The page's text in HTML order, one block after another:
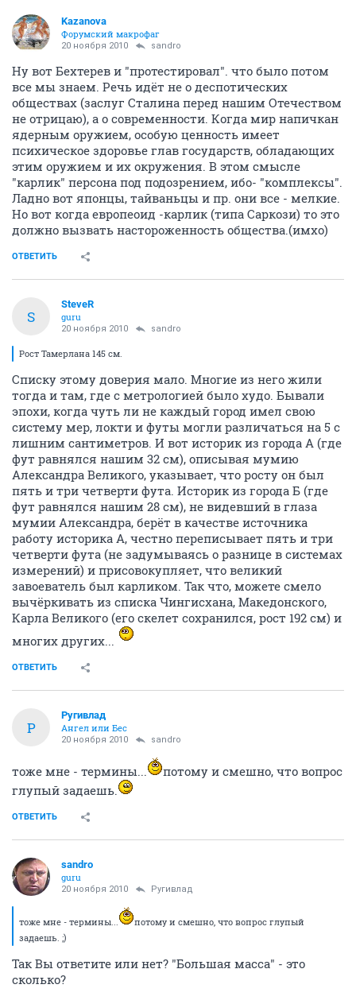
Kazanova
Форумский макрофаг
20 ноября 2010 sandro
Ну вот Бехтерев и "протестировал". что было потом
все мы знаем. Речь идёт не о деспотических
обществах (заслуг Сталина перед нашим Отечеством
не отрицаю), а о современности. Когда мир напичкан
ядерным оружием, особую ценность имеет
психическое здоровье глав государств, обладающих
этим оружием и их окружения. В этом смысле
"карлик" персона под подозрением, ибо- "комплексы".
Ладно вот японцы, тайваньцы и пр. они все - мелкие.
Но вот когда европеоид -карлик (типа Саркози) то это
должно вызвать настороженность общества.(имхо)
ОТВЕТИТЬ
S
SteveR
guru
20 ноября 2010 sandro
Рост Тамерлана 145 см.
Списку этому доверия мало. Многие из него жили
тогда и там, где с метрологией было худо. Бывали
эпохи, когда чуть ли не каждый город имел свою
систему мер, локти и футы могли различаться на 5 с
лишним сантиметров. И вот историк из города А (где
фут равнялся нашим 32 см), описывая мумию
Александра Великого, указывает, что росту он был
пять и три четверти фута. Историк из города Б (где
фут равнялся нашим 28 см), не видевший в глаза
мумии Александра, берёт в качестве источника
работу историка А, честно переписывает пять и три
четверти фута (не задумываясь о разнице в системах
измерений) и присовокупляет, что великий
завоеватель был карликом. Так что, можете смело
вычёркивать из списка Чингисхана, Македонского,
Карла Великого (его скелет сохранился, рост 192 см) и
многих других...
ОТВЕТИТЬ
Р
Ругивлад
Ангел или Бес
20 ноября 2010 sandro
тоже мне - термины...
потому и смешно, что вопрос
глупый задаешь.
ОТВЕТИТЬ
sandro
guru
20 ноября 2010 Ругивлад
тоже мне - термины...
потому и смешно, что вопрос глупый
задаешь. ;)
Так Вы ответите или нет? "Большая масса" - это
сколько?